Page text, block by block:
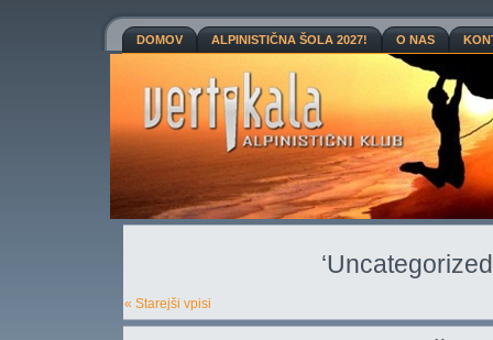
DOMOV ALPINISTIČNA ŠOLA 2027! O NAS
« Starejši vpisi